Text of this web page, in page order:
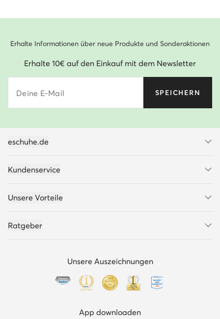
Erhalte Informationen über neue Produkte und Sonderaktionen
Erhalte 10€ auf den Einkauf mit dem Newsletter
Deine E-Mail SPEICHERN
eschuhe.de
Kundenservice
Unsere Vorteile
Ratgeber
Unsere Auszeichnungen
App downloaden